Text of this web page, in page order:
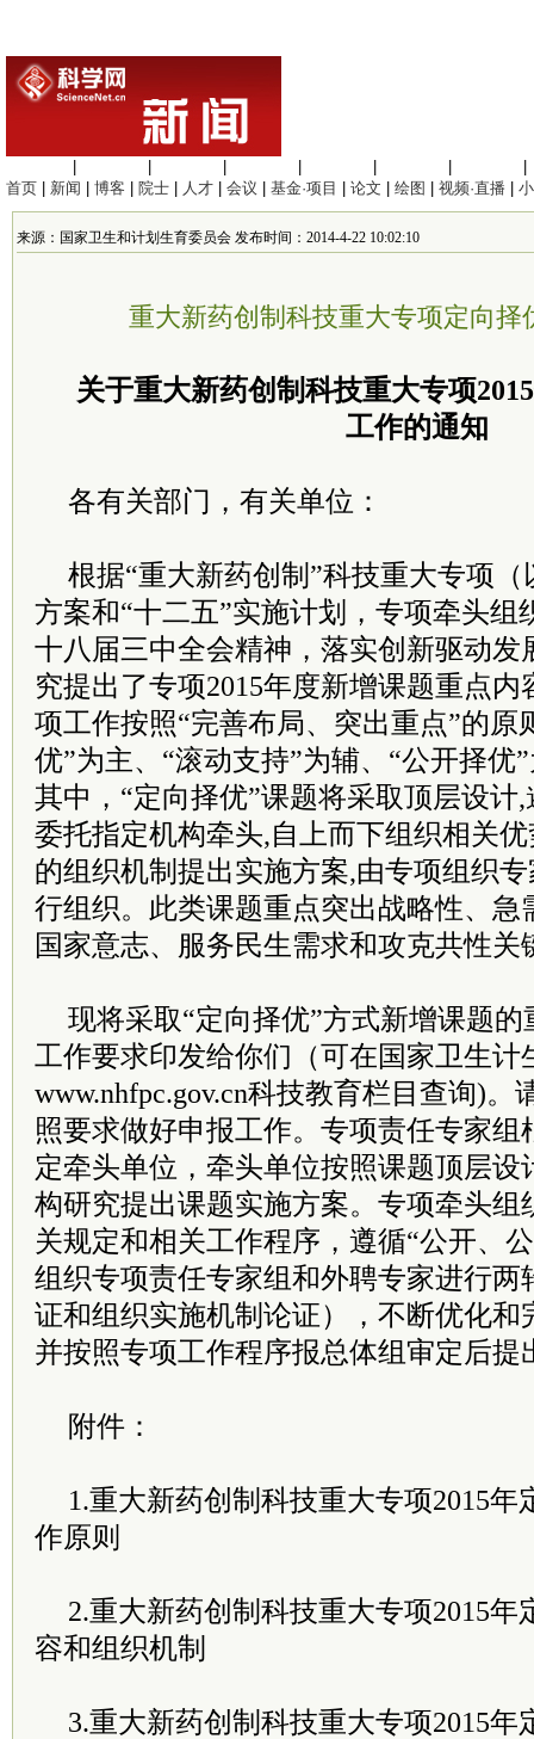
首页
新闻 博客 院士 人才 会议 基金·项目 论文 绘图 视频·直播
来源：国家卫生和计划生育委员会 发布时间：2014-4-22 10:02:10
重大新药创制科技重大专项定向择
关于重大新药创制科技重大专项
工作的通知
各有关部门，有关单位：
根据“重大新药创制”科技重大专项
方案和“十二五”实施计划，专项牵头组
十八届三中全会精神，落实创新驱动发
究提出了专项2015年度新增课题重点内
项工作按照“完善布局、突出重点”的原
优”为主、“滚动支持”为辅、“公开择优
其中，“定向择优”课题将采取顶层设计
委托指定机构牵头,自上而下组织相关
的组织机制提出实施方案,由专项组织
行组织。此类课题重点突出战略性、急
国家意志、服务民生需求和攻克共性关
现将采取“定向择优”方式新增课题
工作要求印发给你们（可在国家卫生计
www.nhfpc.gov.cn科技教育栏目查询)。
照要求做好申报工作。专项责任专家组
定牵头单位，牵头单位按照课题顶层设
构研究提出课题实施方案。专项牵头组
关规定和相关工作程序，遵循“公开、
组织专项责任专家组和外聘专家进行两
证和组织实施机制论证），不断优化和
并按照专项工作程序报总体组审定后提
附件：
1.重大新药创制科技重大专项2015年
作原则
2.重大新药创制科技重大专项2015年
容和组织机制
3.重大新药创制科技重大专项2015年